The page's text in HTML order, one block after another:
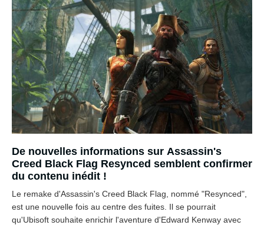
De nouvelles informations sur Assassin's
Creed Black Flag Resynced semblent confirmer
du contenu inédit !
Le remake d'Assassin's Creed Black Flag, nommé "Resynced",
est une nouvelle fois au centre des fuites. Il se pourrait
qu'Ubisoft souhaite enrichir l'aventure d'Edward Kenway avec